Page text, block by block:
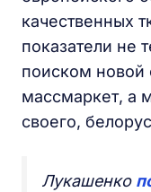
качественных
показатели не
поиском новой
массмаркет, а
своего,
Лукашенко